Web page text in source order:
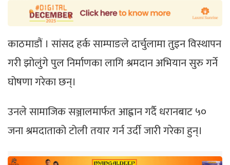
काठमाडौं । सांसद हर्क साम्पाङले दार्चुलामा तुइन विस्थापन
गरी झोलुंगे पुल निर्माणका लागि श्रमदान अभियान सुरु गर्ने
घोषणा गरेका छन्।
उनले सामाजिक सञ्जालमार्फत आह्वान गर्दै धरानबाट ५०
जना श्रमदाताको टोली तयार गर्न उर्दी जारी गरेका हुन्।